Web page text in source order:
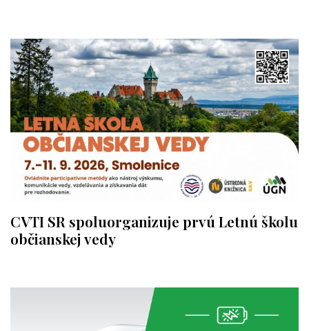
CVTI SR spoluorganizuje prvú Letnú školu
občianskej vedy